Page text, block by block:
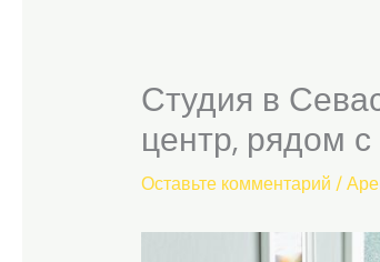
Студия в
центр, рядом
Оставьте комментарий /